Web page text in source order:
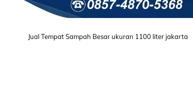
Jual Tempat Sampah Besar ukuran 1100 liter jakarta